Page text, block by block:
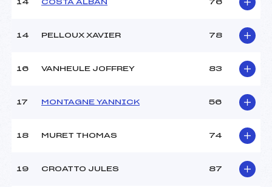
(DA)
Ouvreurs D :
U16->Mas
14 COSTA ALBAN 76
14 PELLOUX XAVIER 78
16 VANHEULE JOFFREY 83
17 MONTAGNE YANNICK 56
18 MURET THOMAS 74
19 CROATTO JULES 87